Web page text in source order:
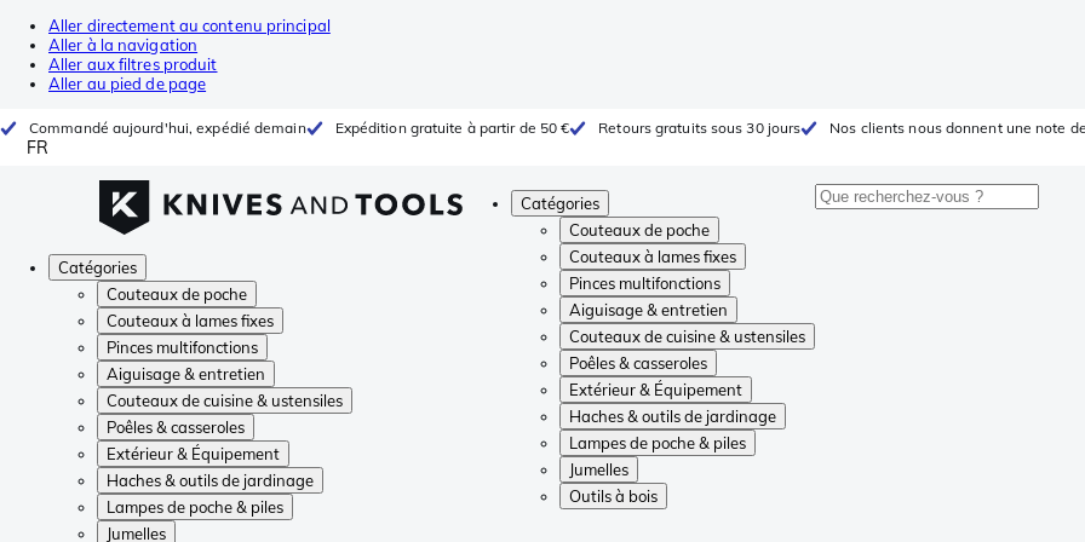
Aller directement au contenu principal
Aller à la navigation
Aller aux filtres produit
Aller au pied de page
Commandé aujourd'hui, expédié demain Expédition gratuite à partir de 50 € Retours gratuits sous 30 jours Nos clients nous donnent une note
FR
Catégories
Couteaux de poche
Couteaux à lames fixes
Pinces multifonctions
Aiguisage & entretien
Couteaux de cuisine & ustensiles
Poêles & casseroles
Extérieur & Équipement
Haches & outils de jardinage
Lampes de poche & piles
Jumelles
Outils à bois
Catégories
Couteaux de poche
Couteaux à lames fixes
Pinces multifonctions
Aiguisage & entretien
Couteaux de cuisine & ustensiles
Poêles & casseroles
Extérieur & Équipement
Haches & outils de jardinage
Lampes de poche & piles
Jumelles